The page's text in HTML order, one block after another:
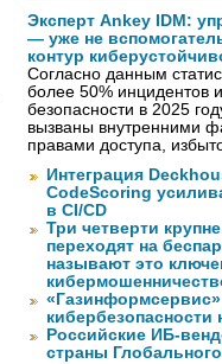
Эксперт Ankey IDM:
— уже не
контур
Согласно данным
более 50% инцидентов
безопасности в 2025
вызваны внутренними
правами доступа,
Интеграция
CodeScoring
в CI/CD
Три четверти
переходят на
называют это
Российские ИБ-
страны